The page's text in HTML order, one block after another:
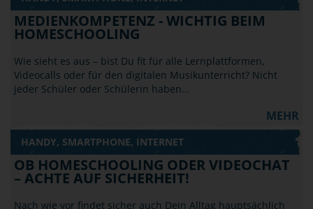
MEDIENKOMPETENZ - WICHTIG BEIM
HOMESCHOOLING
Wie sieht es aus – bist Du fit für alle Lernplattformen,
Videocalls oder für den digitalen Musikunterricht? Nicht
jeder Schüler oder Schülerin haben…
MEHR
HANDY, SMARTPHONE, INTERNET
OB HOMESCHOOLING ODER VIDEOCHAT
– ACHTE AUF SICHERHEIT!
Nach wie vor findet sicher auch Dein Alltag hauptsächlich